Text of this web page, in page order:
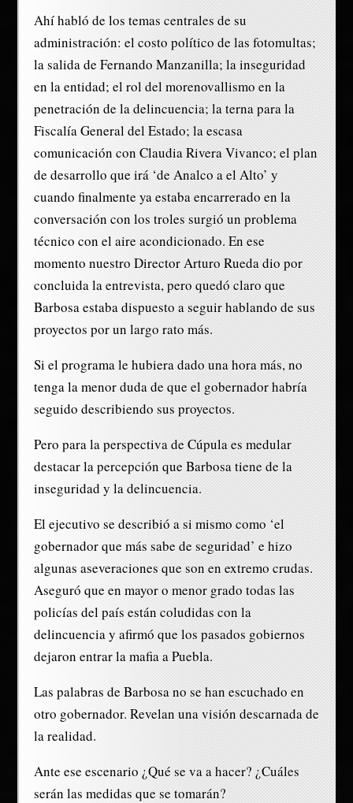
Ahí habló de los temas centrales de su
administración: el costo político de las fotomultas;
la salida de Fernando Manzanilla; la inseguridad
en la entidad; el rol del morenovallismo en la
penetración de la delincuencia; la terna para la
Fiscalía General del Estado; la escasa
comunicación con Claudia Rivera Vivanco; el plan
de desarrollo que irá ‘de Analco a el Alto’ y
cuando finalmente ya estaba encarrerado en la
conversación con los troles surgió un problema
técnico con el aire acondicionado. En ese
momento nuestro Director Arturo Rueda dio por
concluida la entrevista, pero quedó claro que
Barbosa estaba dispuesto a seguir hablando de sus
proyectos por un largo rato más.
Si el programa le hubiera dado una hora más, no
tenga la menor duda de que el gobernador habría
seguido describiendo sus proyectos.
Pero para la perspectiva de Cúpula es medular
destacar la percepción que Barbosa tiene de la
inseguridad y la delincuencia.
El ejecutivo se describió a si mismo como ‘el
gobernador que más sabe de seguridad’ e hizo
algunas aseveraciones que son en extremo crudas.
Aseguró que en mayor o menor grado todas las
policías del país están coludidas con la
delincuencia y afirmó que los pasados gobiernos
dejaron entrar la mafia a Puebla.
Las palabras de Barbosa no se han escuchado en
otro gobernador. Revelan una visión descarnada de
la realidad.
Ante ese escenario ¿Qué se va a hacer? ¿Cuáles
serán las medidas que se tomarán?